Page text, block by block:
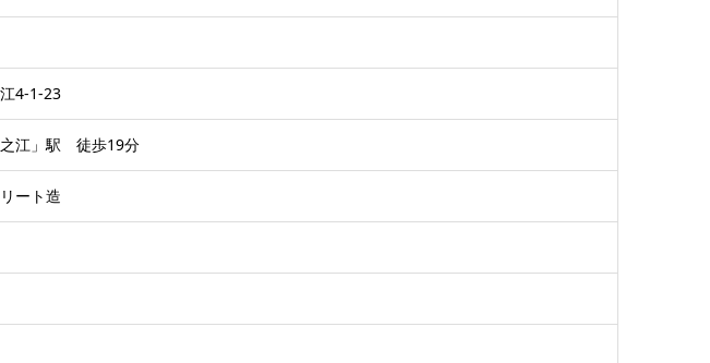
4-1-23
江」駅 徒歩19分
ート造